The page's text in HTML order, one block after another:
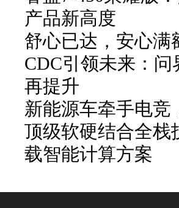
产品新高度
舒心已达，安心满
CDC引领未来：
再提升
新能源车牵手电竞
顶级软硬结合全栈
载智能计算方案